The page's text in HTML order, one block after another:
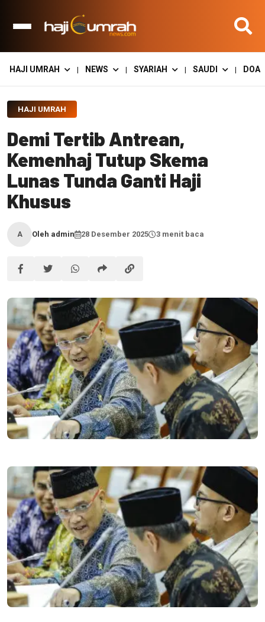
HAJI UMRAH | NEWS | SYARIAH | SAUDI | DOA
HAJI UMRAH
Demi Tertib Antrean,
Kemenhaj Tutup Skema
Lunas Tunda Ganti Haji
Khusus
A Oleh admin 28 Desember 2025 3 menit baca